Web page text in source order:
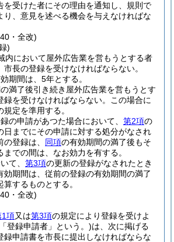
を受けた者にその理由を通知し、規則で
り、意見を述べる機会を与えなければな
・全改)
)
内において屋外広告業を営もうとする者
市長の登録を受けなければならない。
期間は、5年とする。
満了後引き続き屋外広告業を営もうとす
を受けなければならない。
この場合に
規定を準用する。
の申請があつた場合において、 第2項の
日までにその申請に対する処分がなされ
登録は、 同項の有効期間の満了後もそ
での間は、なお効力を有する。
て、 第3項の更新の登録がなされたとき
効期間は、従前の登録の有効期間の満了
するものとする。
・全改)
1項又は第3項の規定により登録を受けよ
登録申請者」という。)は、次に掲げる
録申請書を市長に提出しなければならな